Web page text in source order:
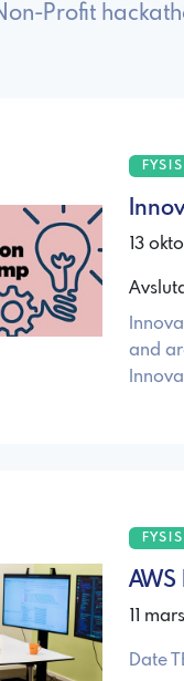
Profit
13
and
11
Date